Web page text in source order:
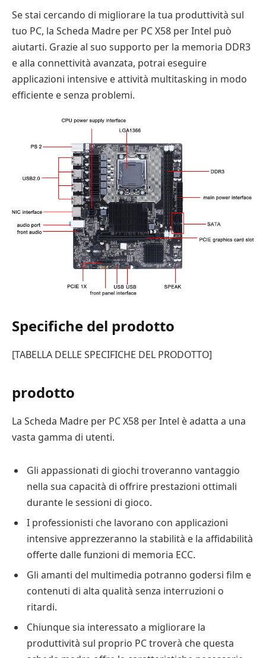
Se stai cercando di migliorare la tua produttività sul
tuo PC, la Scheda Madre per PC X58 per Intel può
aiutarti. Grazie al suo supporto per la memoria DDR3
e alla connettività avanzata, potrai eseguire
applicazioni intensive e attività multitasking in modo
efficiente e senza problemi.
Specifiche del prodotto
[TABELLA DELLE SPECIFICHE DEL PRODOTTO]
prodotto
La Scheda Madre per PC X58 per Intel è adatta a una
vasta gamma di utenti.
Gli appassionati di giochi troveranno vantaggio
nella sua capacità di offrire prestazioni ottimali
durante le sessioni di gioco.
I professionisti che lavorano con applicazioni
intensive apprezzeranno la stabilità e la affidabilità
offerte dalle funzioni di memoria ECC.
Gli amanti del multimedia potranno godersi film e
contenuti di alta qualità senza interruzioni o
ritardi.
Chiunque sia interessato a migliorare la
produttività sul proprio PC troverà che questa